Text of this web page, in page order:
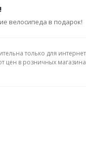
велосипеда в подарок!
только для
цен в розничных